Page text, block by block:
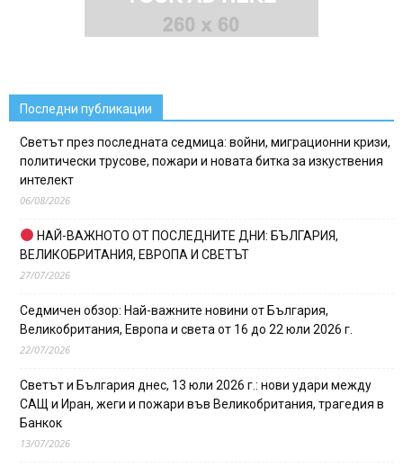
Последни публикации
Светът през последната седмица: войни, миграционни кризи,
политически трусове, пожари и новата битка за изкуствения
интелект
06/08/2026
НАЙ-ВАЖНОТО ОТ ПОСЛЕДНИТЕ ДНИ: БЪЛГАРИЯ,
ВЕЛИКОБРИТАНИЯ, ЕВРОПА И СВЕТЪТ
27/07/2026
Седмичен обзор: Най-важните новини от България,
Великобритания, Европа и света от 16 до 22 юли 2026 г.
22/07/2026
Светът и България днес, 13 юли 2026 г.: нови удари между
САЩ и Иран, жеги и пожари във Великобритания, трагедия в
Банкок
13/07/2026